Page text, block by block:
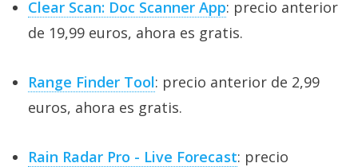
Clear Scan: Doc Scanner App: precio anterior
de 19,99 euros, ahora es gratis.
Range Finder Tool: precio anterior de 2,99
euros, ahora es gratis.
Rain Radar Pro - Live Forecast: precio